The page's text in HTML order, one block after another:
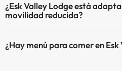
¿Esk Valley Lodge está
movilidad reducida?
reducida.
¿Hay menú para comer en